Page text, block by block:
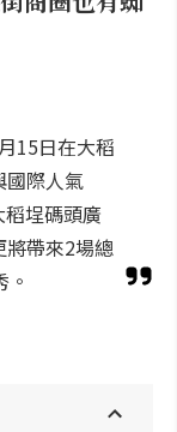
15日在大稻
國際人氣
埕碼頭廣
將帶來2場總